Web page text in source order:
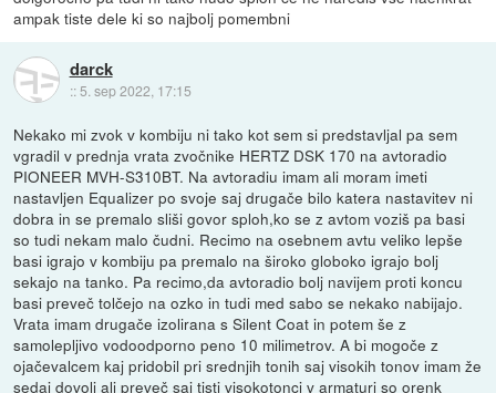
ampak tiste dele ki so najbolj pomembni
darck
:: 5. sep 2022, 17:15
Nekako mi zvok v kombiju ni tako kot sem si predstavljal pa sem
vgradil v prednja vrata zvočnike HERTZ DSK 170 na avtoradio
PIONEER MVH-S310BT. Na avtoradiu imam ali moram imeti
nastavljen Equalizer po svoje saj drugače bilo katera nastavitev ni
dobra in se premalo sliši govor sploh,ko se z avtom voziš pa basi
so tudi nekam malo čudni. Recimo na osebnem avtu veliko lepše
basi igrajo v kombiju pa premalo na široko globoko igrajo bolj
sekajo na tanko. Pa recimo,da avtoradio bolj navijem proti koncu
basi preveč tolčejo na ozko in tudi med sabo se nekako nabijajo.
Vrata imam drugače izolirana s Silent Coat in potem še z
samolepljivo vodoodporno peno 10 milimetrov. A bi mogoče z
ojačevalcem kaj pridobil pri srednjih tonih saj visokih tonov imam že
sedaj dovolj ali preveč saj tisti visokotonci v armaturi so orenk